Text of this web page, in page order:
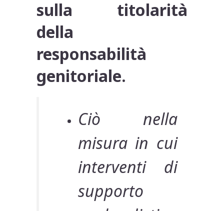
sulla titolarità
della
responsabilità
genitoriale.
Ciò nella
misura in cui
interventi di
supporto